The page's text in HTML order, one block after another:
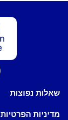
שאלות נפוצות
מדיניות הפרטיות